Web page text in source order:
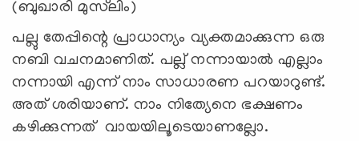
(ബുഖാരി മുസ്‌ലിം)
പല്ലു തേപ്പിന്റെ പ്രാധാന്യം വ്യക്തമാക്കുന്ന ഒരു
നബി വചനമാണിത്. പല്ല് നന്നായാല്‍ എല്ലാം
നന്നായി എന്ന് നാം സാധാരണ പറയാറുണ്ട്.
അത് ശരിയാണ്. നാം നിത്യേനെ ഭക്ഷണം
കഴിക്കുന്നത് വായയിലൂടെയാണല്ലോ.